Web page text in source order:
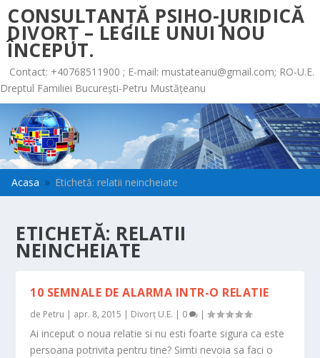
CONSULTANȚĂ PSIHO-JURIDICĂ
DIVORȚ – LEGILE UNUI NOU
ÎNCEPUT.
Contact: +40768511900 ; E-mail: mustateanu@gmail.com; RO-U.E.
Dreptul Familiei București-Petru Mustățeanu
Acasa 9 Etichetă: relatii neincheiate
ETICHETĂ: RELATII
NEINCHEIATE
10 SEMNALE DE ALARMA INTR-O RELATIE
de Petru | apr. 8, 2015 | Divorț U.E. | 0 |
Ai inceput o noua relatie si nu esti foarte sigura ca este
persoana potrivita pentru tine? Simti nevoia sa faci o